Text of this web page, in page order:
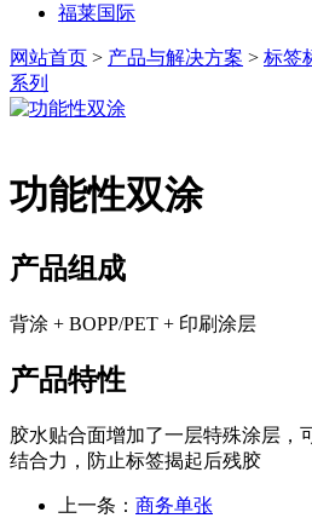
福莱国际
网站首页 > 产品与解决方案 > 标签
系列
功能性双涂
产品组成
背涂 + BOPP/PET + 印刷涂层
产品特性
胶水贴合面增加了一层特殊涂层，
结合力，防止标签揭起后残胶
上一条： 商务单张